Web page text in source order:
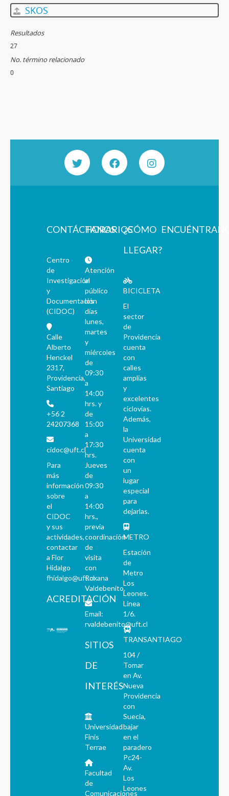
SKOS
Resultados
27
No. término relacionado
0
CONTÁCTANOS
Centro
de
Investigación
y
Documentación
(CIDOC)
Calle
Alberto
Henckel
2317,
Providencia,
Santiago
+56 2
24207368
cidoc@uft.cl
Para
más
información
sobre
el
CIDOC
y sus
actividades,
contactar
a Flor
Hidalgo
fhidalgo@uft.cl
ACREDITACIÓN
HORARIOS
Atención
al
público
los
días
lunes,
martes
y
miércoles
de
09:30
a
14:00
hrs. y
de
15:00
a
17:30
hrs.
Jueves
de
09:30
a
14:00
hrs.,
previa
coordinación
de
visita
con
Roxana
Valdebenito.
Email:
rvaldebenito@uft.cl
SITIOS
DE
INTERÉS
Universidad
Finis
Terrae
Facultad
de
Comunicaciones
¿CÓMO
LLEGAR?
BICICLETA
El
sector
de
Providencia
cuenta
con
calles
amplias
y
excelentes
ciclovías.
Además,
la
Universidad
cuenta
con
un
lugar
especial
para
dejarlas.
METRO
Estación
de
Metro
Los
Leones.
Línea
1/6.
TRANSANTIAGO
104 /
Tomar
en Av.
Nueva
Providencia
con
Suecia,
bajar
en el
paradero
Pc24-
Av.
Los
Leones